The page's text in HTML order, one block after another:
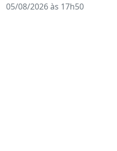
05/08/2026 às 17h50